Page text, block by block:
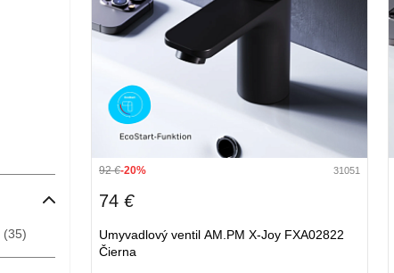
(35)
92€-20% 31051
74 €
Umyvadlový ventil AM.PM X-Joy FXA02822
Čierna